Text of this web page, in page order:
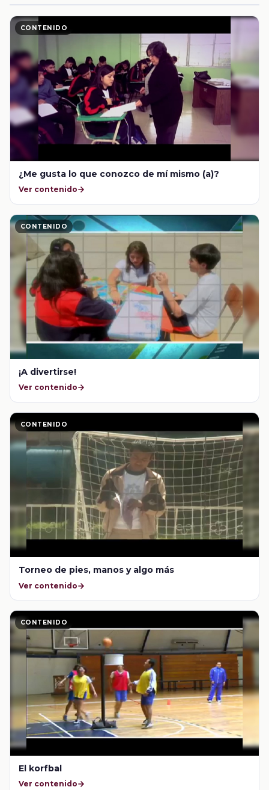
CONTENIDO
¿Me gusta lo que conozco de mí mismo (a)?
Ver contenido
CONTENIDO
¡A divertirse!
Ver contenido
CONTENIDO
Torneo de pies, manos y algo más
Ver contenido
CONTENIDO
El korfbal
Ver contenido